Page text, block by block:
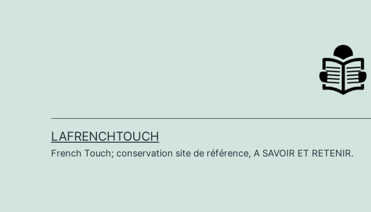
LAFRENCHTOUCH
French Touch; conservation site de référence, A SAVOIR ET RETENIR.